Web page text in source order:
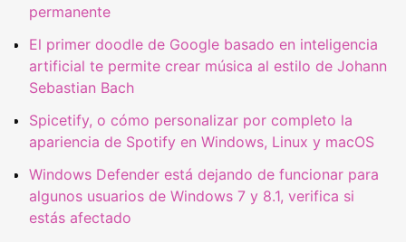
permanente
El primer doodle de Google basado en inteligencia
artificial te permite crear música al estilo de Johann
Sebastian Bach
Spicetify, o cómo personalizar por completo la
apariencia de Spotify en Windows, Linux y macOS
Windows Defender está dejando de funcionar para
algunos usuarios de Windows 7 y 8.1, verifica si
estás afectado